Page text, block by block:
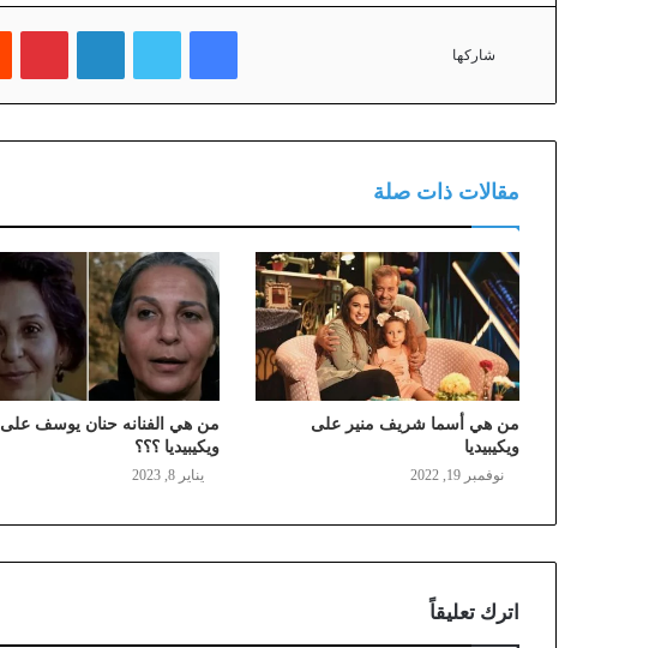
شاركها
فيسبوك تويتر لينكدإن بينتيريست
مقالات ذات صلة
من هي أسما شريف منير على
ويكيبيديا
نوفمبر 19, 2022
من هي الفنانه حنان يوسف على
ويكيبيديا ؟؟؟
يناير 8, 2023
اترك تعليقاً